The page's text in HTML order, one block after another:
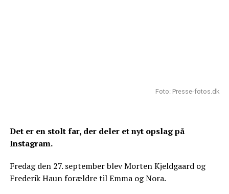
Foto: Presse-fotos.dk
Det er en stolt far, der deler et nyt opslag på
Instagram.
Fredag den 27. september blev Morten Kjeldgaard og
Frederik Haun forældre til Emma og Nora.